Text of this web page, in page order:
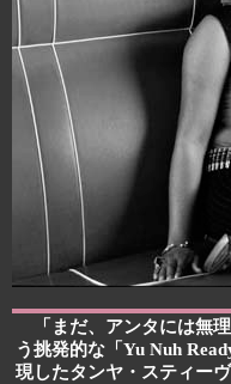
「まだ、アンタには無
う挑発的な「Yu Nuh
現したタンヤ・スティー